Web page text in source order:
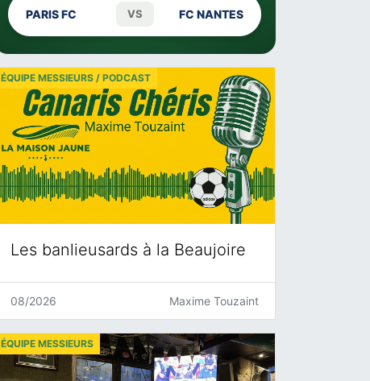
PARIS FC VS FC NANTES
Les banlieusards à la Beaujoire
ÉQUIPE MESSIEURS / PODCAST
08/2026 Maxime Touzaint
ÉQUIPE MESSIEURS